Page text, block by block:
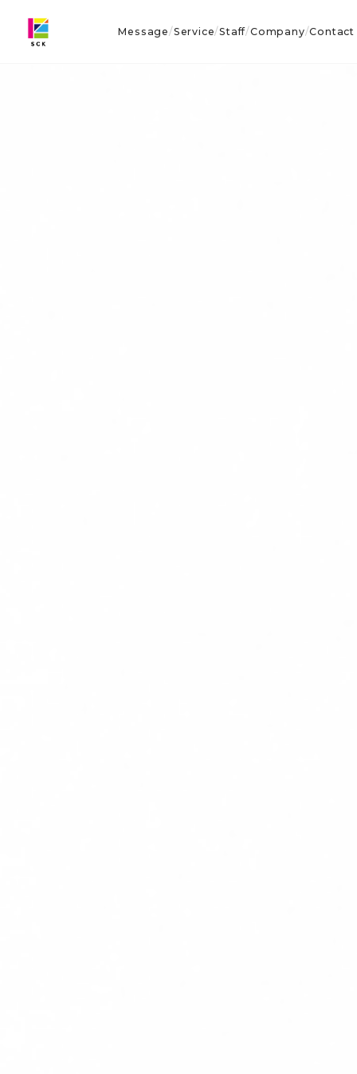
Message/Service/Staff/Company/Contact